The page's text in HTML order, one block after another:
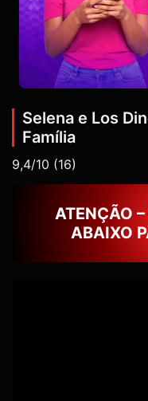
Selena e Los
Família
9,4/10 (16)
ATENÇÃO
ABAIXO